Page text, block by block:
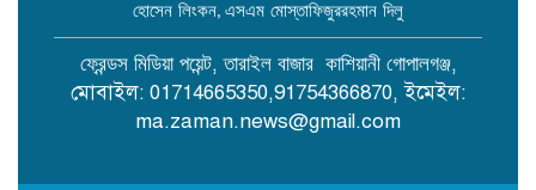
হোসেন লিংকন, এসএম মোস্তাফিজুররহমান দিলু
ফ্রেন্ডস মিডিয়া পয়েন্ট,তারাইল বাজার কাশিয়ানী গোপালগঞ্জ,
মোবাইল: 01714665350,91754366870, ইমেইল:
ma.zaman.news@gmail.com